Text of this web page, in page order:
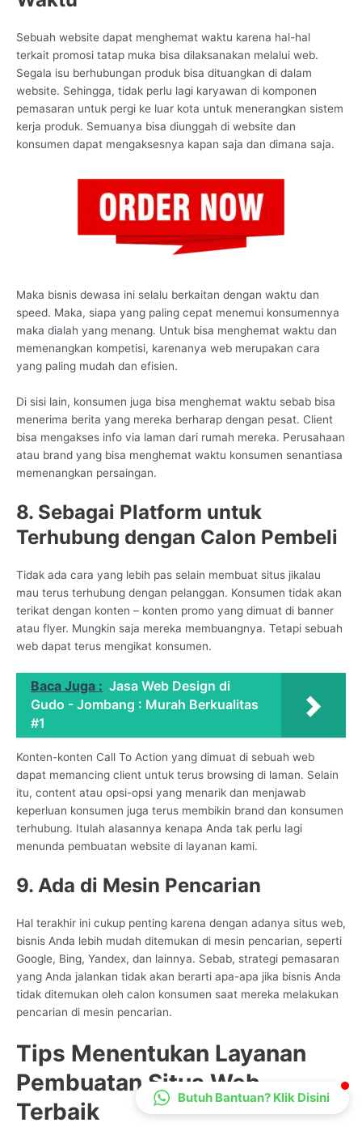
Sebuah website dapat menghemat waktu karena hal-hal
terkait promosi tatap muka bisa dilaksanakan melalui web.
Segala isu berhubungan produk bisa dituangkan di dalam
website. Sehingga, tidak perlu lagi karyawan di komponen
pemasaran untuk pergi ke luar kota untuk menerangkan sistem
kerja produk. Semuanya bisa diunggah di website dan
konsumen dapat mengaksesnya kapan saja dan dimana saja.
Maka bisnis dewasa ini selalu berkaitan dengan waktu dan
speed. Maka, siapa yang paling cepat menemui konsumennya
maka dialah yang menang. Untuk bisa menghemat waktu dan
memenangkan kompetisi, karenanya web merupakan cara
yang paling mudah dan efisien.
Di sisi lain, konsumen juga bisa menghemat waktu sebab bisa
menerima berita yang mereka berharap dengan pesat. Client
bisa mengakses info via laman dari rumah mereka. Perusahaan
atau brand yang bisa menghemat waktu konsumen senantiasa
memenangkan persaingan.
8. Sebagai Platform untuk
Terhubung dengan Calon Pembeli
Tidak ada cara yang lebih pas selain membuat situs jikalau
mau terus terhubung dengan pelanggan. Konsumen tidak akan
terikat dengan konten – konten promo yang dimuat di banner
atau flyer. Mungkin saja mereka membuangnya. Tetapi sebuah
web dapat terus mengikat konsumen.
Baca Juga : Jasa Web Design di
Gudo - Jombang : Murah Berkualitas
#1
Konten-konten Call To Action yang dimuat di sebuah web
dapat memancing client untuk terus browsing di laman. Selain
itu, content atau opsi-opsi yang menarik dan menjawab
keperluan konsumen juga terus membikin brand dan konsumen
terhubung. Itulah alasannya kenapa Anda tak perlu lagi
menunda pembuatan website di layanan kami.
9. Ada di Mesin Pencarian
Hal terakhir ini cukup penting karena dengan adanya situs web,
bisnis Anda lebih mudah ditemukan di mesin pencarian, seperti
Google, Bing, Yandex, dan lainnya. Sebab, strategi pemasaran
yang Anda jalankan tidak akan berarti apa-apa jika bisnis Anda
tidak ditemukan oleh calon konsumen saat mereka melakukan
pencarian di mesin pencarian.
Tips Menentukan Layanan
Pembuatan Situs Web
Terbaik
CS Lenteraweb
Online
Butuh Bantuan? Klik Disini